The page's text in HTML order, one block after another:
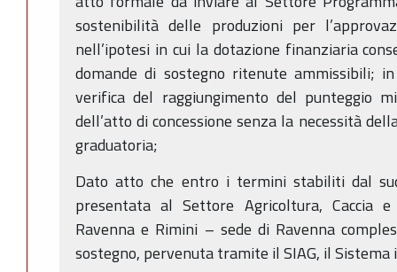
sostenibilità delle produzioni per
nell’ipotesi in cui la dotazione finanziaria
domande di sostegno ritenute ammissibili;
verifica del raggiungimento del punteggio
dell’atto di concessione senza la necessità
graduatoria;
Dato atto che entro i termini stabiliti dal
presentata al Settore Agricoltura, Caccia
Ravenna e Rimini – sede di Ravenna
sostegno, pervenuta tramite il SIAG, il Sistema